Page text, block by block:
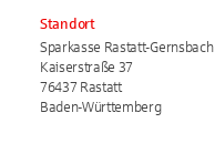
Standort
Sparkasse Rastatt-Gernsbach
Kaiserstraße 37
76437 Rastatt
Baden-Württemberg